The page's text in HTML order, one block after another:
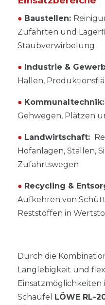
● Baustellen:
Zufahrten und
Staubverwirbelung
● Industrie &
Hallen,
● Kommunaltechnik:
Gehwegen, Plätzen
● Landwirtschaft:
Hofanlagen, Ställen,
Zufahrtswegen
● Recycling &
Aufkehren von
Reststoffen in
Durch die
Langlebigkeit und
Einsatzmöglichkeiten
Schaufel LÖWE RL-